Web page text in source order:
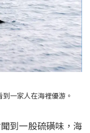
一家人在海裡優游。
到一股硫磺味，海